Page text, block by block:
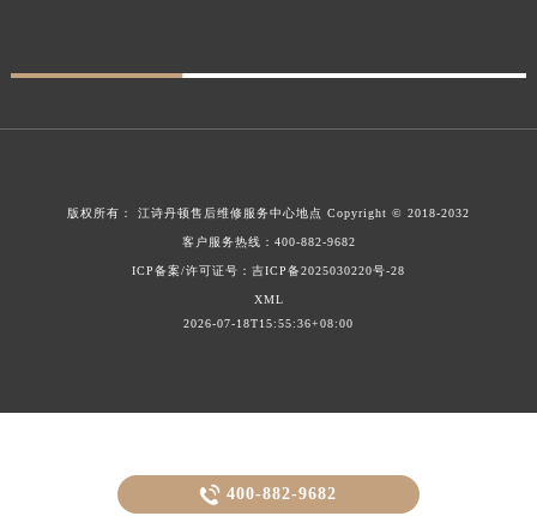
版权所有： 江诗丹顿售后维修服务中心地点 Copyright © 2018-2032
客户服务热线： 400-882-9682
ICP备案/许可证号：吉ICP备2025030220号-28
XML
2026-07-18T15:55:36+08:00
 400-882-9682